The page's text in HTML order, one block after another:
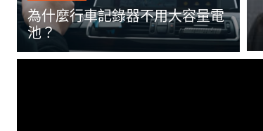
為什麼行車記錄器不用大容量電
池？